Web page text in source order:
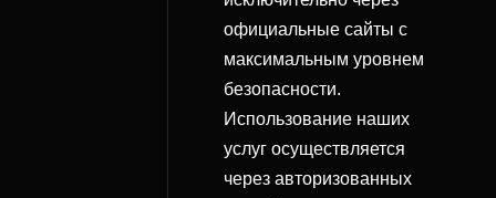
официальные сайты с
максимальным уровнем
безопасности.
Использование наших
услуг осуществляется
через авторизованных